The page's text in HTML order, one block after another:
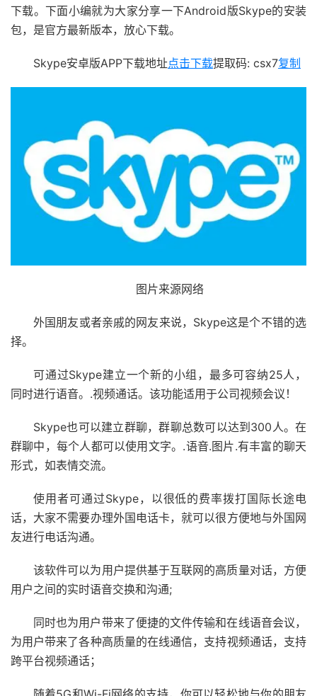
下载。下面小编就为大家分享一下Android版Skype的安装
包，是官方最新版本，放心下载。
Skype安卓版APP下载地址点击下载提取码: csx7复制
图片来源网络
外国朋友或者亲戚的网友来说，Skype这是个不错的选
择。
可通过Skype建立一个新的小组，最多可容纳25人，
同时进行语音。.视频通话。该功能适用于公司视频会议！
Skype也可以建立群聊，群聊总数可以达到300人。在
群聊中，每个人都可以使用文字。.语音.图片.有丰富的聊天
形式，如表情交流。
使用者可通过Skype，以很低的费率拨打国际长途电
话，大家不需要办理外国电话卡，就可以很方便地与外国网
友进行电话沟通。
该软件可以为用户提供基于互联网的高质量对话，方便
用户之间的实时语音交换和沟通;
同时也为用户带来了便捷的文件传输和在线语音会议，
为用户带来了各种高质量的在线通信，支持视频通话，支持
跨平台视频通话；